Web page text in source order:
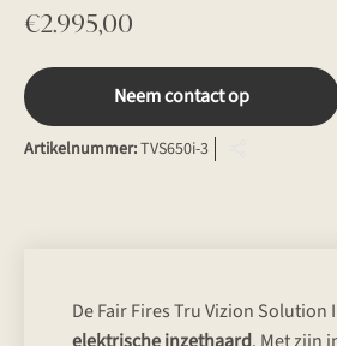
€2.995,00
Neem contact op
Artikelnummer:TVS650i-3
De Fair Fires Tru Vizion Solution
elektrische inzethaard. Met zijn